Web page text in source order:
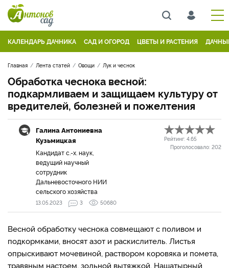
КАЛЕНДАРЬ ДАЧНИКА САД И ОГОРОД ЦВЕТЫ И РАСТЕНИЯ
Главная Лента статей Овощи Лук и чеснок
Обработка чеснока весной:
подкармливаем и защищаем культуру от
вредителей, болезней и пожелтения
Галина Антониевна
Кузьмицкая
Кандидат с.-х. наук,
ведущий научный
сотрудник
Дальневосточного НИИ
сельского хозяйства
Рейтинг: 4.65
Проголосовало: 202
13.05.2023 3 50680
Весной обработку чеснока совмещают с поливом и
подкормками, вносят азот и раскислитель. Листья
опрыскивают мочевиной, раствором коровяка и помета,
травяным настоем, зольной вытяжкой. Нашатырный